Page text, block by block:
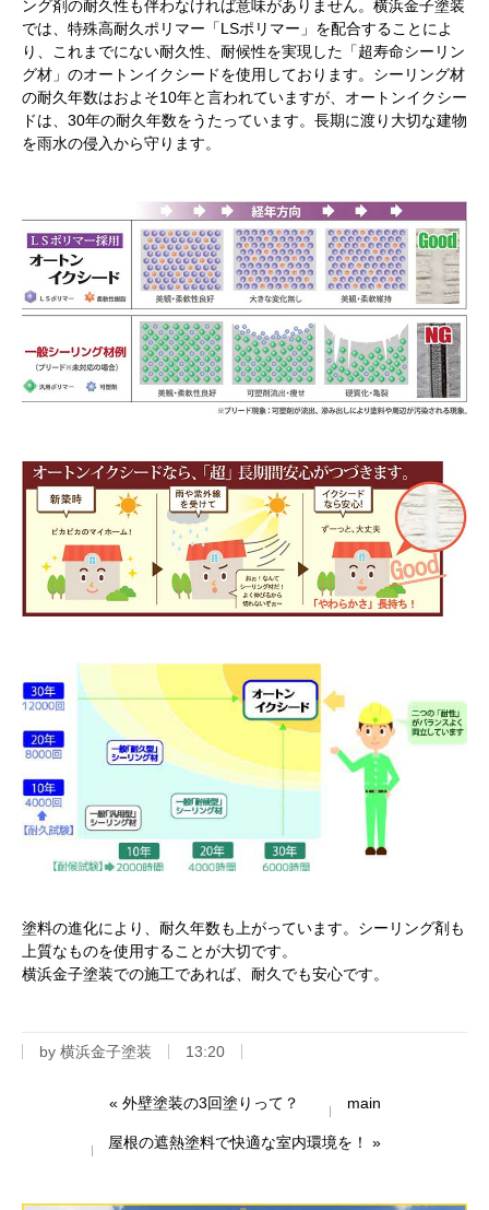
ング剤の耐久性も伴わなければ意味がありません。横浜金子塗装
では、特殊高耐久ポリマー「LSポリマー」を配合することによ
り、これまでにない耐久性、耐候性を実現した「超寿命シーリン
グ材」のオートンイクシードを使用しております。シーリング材
の耐久年数はおよそ10年と言われていますが、オートンイクシー
ドは、30年の耐久年数をうたっています。長期に渡り大切な建物
を雨水の侵入から守ります。
塗料の進化により、耐久年数も上がっています。シーリング剤も
上質なものを使用することが大切です。
横浜金子塗装での施工であれば、耐久でも安心です。
by 横浜金子塗装 13:20
« 外壁塗装の3回塗りって？ main
屋根の遮熱塗料で快適な室内環境を！ »